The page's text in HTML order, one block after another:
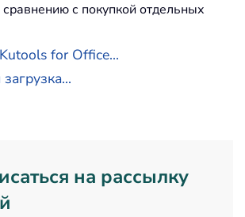
с покупкой отдельных
for Office...
на рассылку